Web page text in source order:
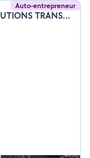
Auto-entrepreneur
Ben Bardat (CONCEPT SOLUTIONS TRANSPORT)